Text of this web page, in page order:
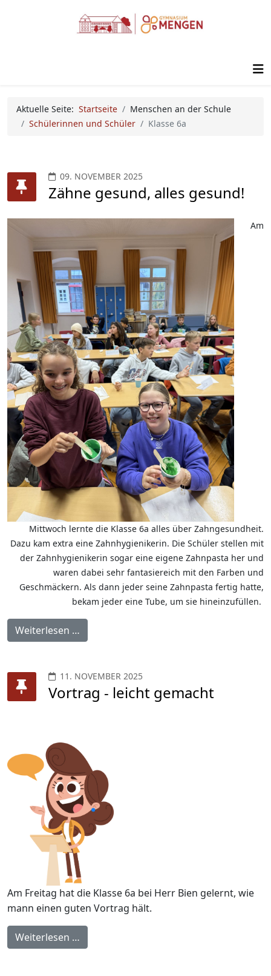
Aktuelle Seite: Startseite
Menschen an der Schule
Schülerinnen und Schüler
Klasse 6a
09. NOVEMBER 2025
Zähne gesund, alles gesund!
Am
Mittwoch lernte die Klasse 6a alles über Zahngesundheit.
Dazu kam extra eine Zahnhygienikerin. Die Schüler stellen mit
der Zahnhygienikerin sogar eine eigene Zahnpasta her und
waren dabei sehr fantasiereich mit den Farben und
Geschmäckern. Als dann jeder seine Zahnpasta fertig hatte,
bekam jeder eine Tube, um sie hineinzufüllen.
Weiterlesen …
11. NOVEMBER 2025
Vortrag - leicht gemacht
Am Freitag hat die Klasse 6a bei Herr Bien gelernt, wie
mann einen guten Vortrag hält.
Weiterlesen …